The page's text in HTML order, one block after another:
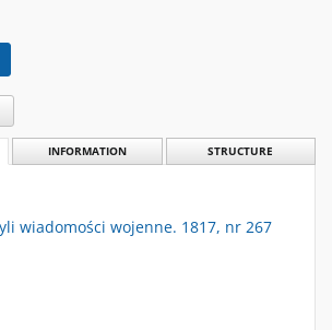
INFORMATION STRUCTURE
wiadomości wojenne. 1817, nr 267